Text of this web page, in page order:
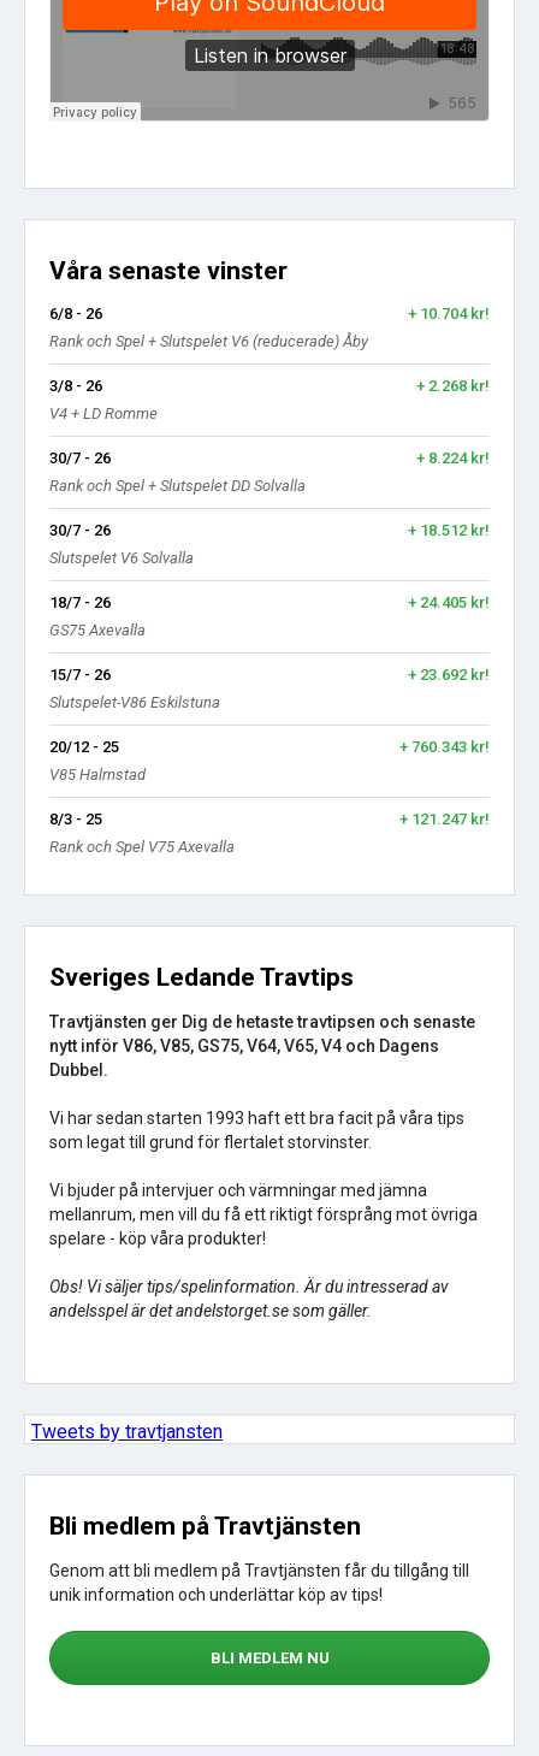
Våra senaste vinster
6/8 - 26
+ 10.704 kr!
Rank och Spel + Slutspelet V6 (reducerade) Åby
3/8 - 26
+ 2.268 kr!
V4 + LD Romme
30/7 - 26
+ 8.224 kr!
Rank och Spel + Slutspelet DD Solvalla
30/7 - 26
+ 18.512 kr!
Slutspelet V6 Solvalla
18/7 - 26
+ 24.405 kr!
GS75 Axevalla
15/7 - 26
+ 23.692 kr!
Slutspelet-V86 Eskilstuna
20/12 - 25
+ 760.343 kr!
V85 Halmstad
8/3 - 25
+ 121.247 kr!
Rank och Spel V75 Axevalla
Sveriges Ledande Travtips
Travtjänsten ger Dig de hetaste travtipsen och senaste
nytt inför V86, V85, GS75, V64, V65, V4 och Dagens
Dubbel.
Vi har sedan starten 1993 haft ett bra facit på våra tips
som legat till grund för flertalet storvinster.
Vi bjuder på intervjuer och värmningar med jämna
mellanrum, men vill du få ett riktigt försprång mot övriga
spelare - köp våra produkter!
Obs! Vi säljer tips/spelinformation. Är du intresserad av
andelsspel är det andelstorget.se som gäller.
Tweets by travtjansten
Bli medlem på Travtjänsten
Genom att bli medlem på Travtjänsten får du tillgång till
unik information och underlättar köp av tips!
BLI MEDLEM NU